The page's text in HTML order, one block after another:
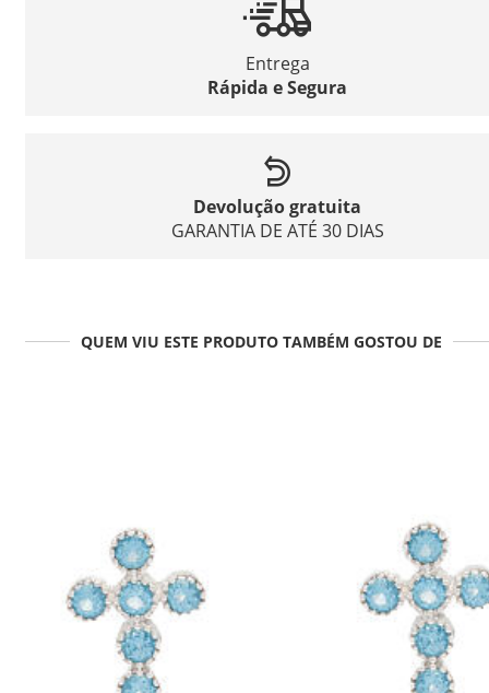
Entrega
Rápida e Segura
Devolução gratuita
GARANTIA DE ATÉ 30 DIAS
QUEM VIU ESTE PRODUTO TAMBÉM GOSTOU DE